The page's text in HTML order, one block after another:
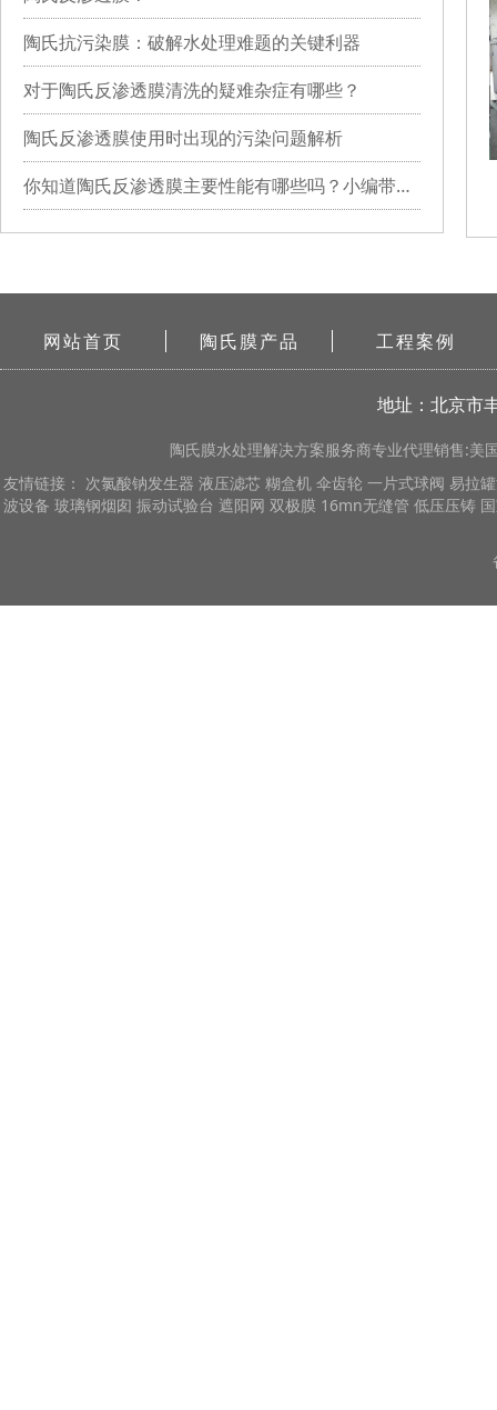
陶氏抗污染膜：破解水处理难题的关键利器
对于陶氏反渗透膜清洗的疑难杂症有哪些？
陶氏反渗透膜使用时出现的污染问题解析
你知道陶氏反渗透膜主要性能有哪些吗？小编带你详细了解
网站首页 陶氏膜产品 工程案例
地址：北京市
陶氏膜水处理解决方案服务商专业代理销售:美
友情链接： 次氯酸钠发生器 液压滤芯 糊盒机 伞齿轮 一片式球阀 易拉
波设备 玻璃钢烟囱 振动试验台 遮阳网 双极膜 16mn无缝管 低压压铸